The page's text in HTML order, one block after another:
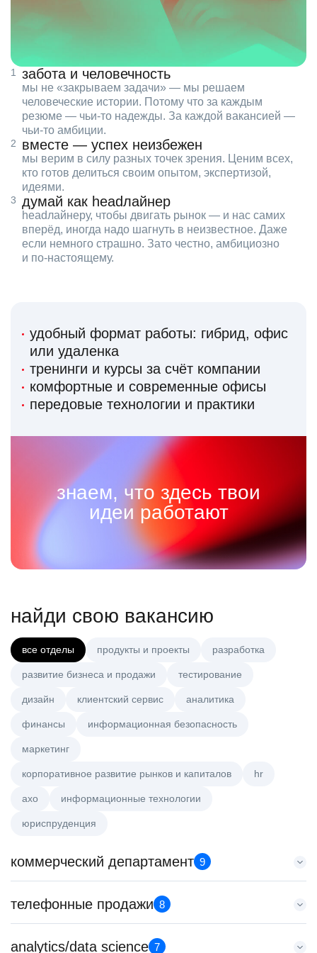
забота и человечность
мы не «закрываем задачи» — мы решаем
человеческие истории. Потому что за каждым
резюме — чьи‑то надежды. За каждой вакансией —
чьи‑то амбиции.
вместе — успех неизбежен
мы верим в силу разных точек зрения. Ценим всех,
кто готов делиться своим опытом, экспертизой,
идеями.
думай как headлайнер
headлайнеру, чтобы двигать рынок — и нас самих
вперёд, иногда надо шагнуть в неизвестное. Даже
если немного страшно. Зато честно, амбициозно
и по‑настоящему.
удобный формат работы: гибрид, офис
или удаленка
тренинги и курсы за счёт компании
комфортные и современные офисы
передовые технологии и практики
знаем, что здесь твои
идеи работают
найди свою вакансию
все отделы продукты и проекты разработка
развитие бизнеса и продажи тестирование
дизайн клиентский сервис аналитика
финансы информационная безопасность
маркетинг
корпоративное развитие рынков и капиталов hr
axo информационные технологии
юриспруденция
коммерческий департамент 9
Key Account Manager (EdTech)
HeadHunter::Коммерческий департамент
150000 ₽
телефонные продажи 8
Менеджер по привлечению клиентов (B2B)
analytics/data science 7